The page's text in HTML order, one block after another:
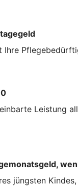
Ihre
Leistung
jüngsten